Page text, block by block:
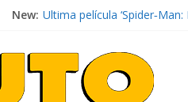
New: Ultima película
La Vuelta al Ecuador 2026,
La FEDAK recibe 12
El costo de tener un